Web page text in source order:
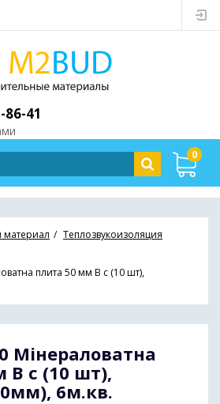
86-41
0
Теплозвукоизоляция
плита 50 мм В с (10 шт),
Мінераловатна
В с (10 шт),
6м.кв.